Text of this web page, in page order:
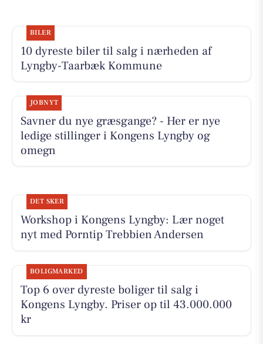
BILER
10 dyreste biler til salg i nærheden af
Lyngby-Taarbæk Kommune
JOBNYT
Savner du nye græsgange? - Her er nye
ledige stillinger i Kongens Lyngby og
omegn
DET SKER
Workshop i Kongens Lyngby: Lær noget
nyt med Porntip Trebbien Andersen
BOLIGMARKED
Top 6 over dyreste boliger til salg i
Kongens Lyngby. Priser op til 43.000.000
kr